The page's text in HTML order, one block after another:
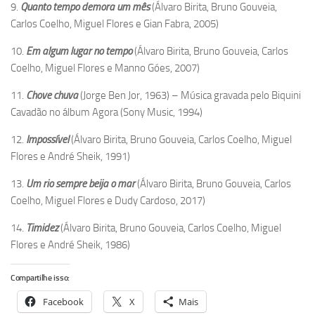
9. Quanto tempo demora um mês(Álvaro Birita, Bruno Gouveia,
Carlos Coelho, Miguel Flores e Gian Fabra, 2005)
10. Em algum lugar no tempo(Álvaro Birita, Bruno Gouveia, Carlos
Coelho, Miguel Flores e Manno Góes, 2007)
11. Chove chuva(Jorge Ben Jor, 1963) – Música gravada pelo Biquini
Cavadão no álbum Agora (Sony Music, 1994)
12. Impossível(Álvaro Birita, Bruno Gouveia, Carlos Coelho, Miguel
Flores e André Sheik, 1991)
13. Um rio sempre beija o mar(Álvaro Birita, Bruno Gouveia, Carlos
Coelho, Miguel Flores e Dudy Cardoso, 2017)
14. Timidez(Álvaro Birita, Bruno Gouveia, Carlos Coelho, Miguel
Flores e André Sheik, 1986)
Compartilhe isso:
Facebook X Mais